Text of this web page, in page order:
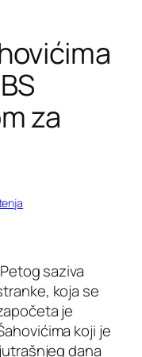
za
saziva
koja se
je
koji je
dana